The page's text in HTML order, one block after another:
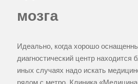
мозга
Идеально, когда хорошо
диагностический центр находится
иных случаях надо искать
рядом с метро. Клиника